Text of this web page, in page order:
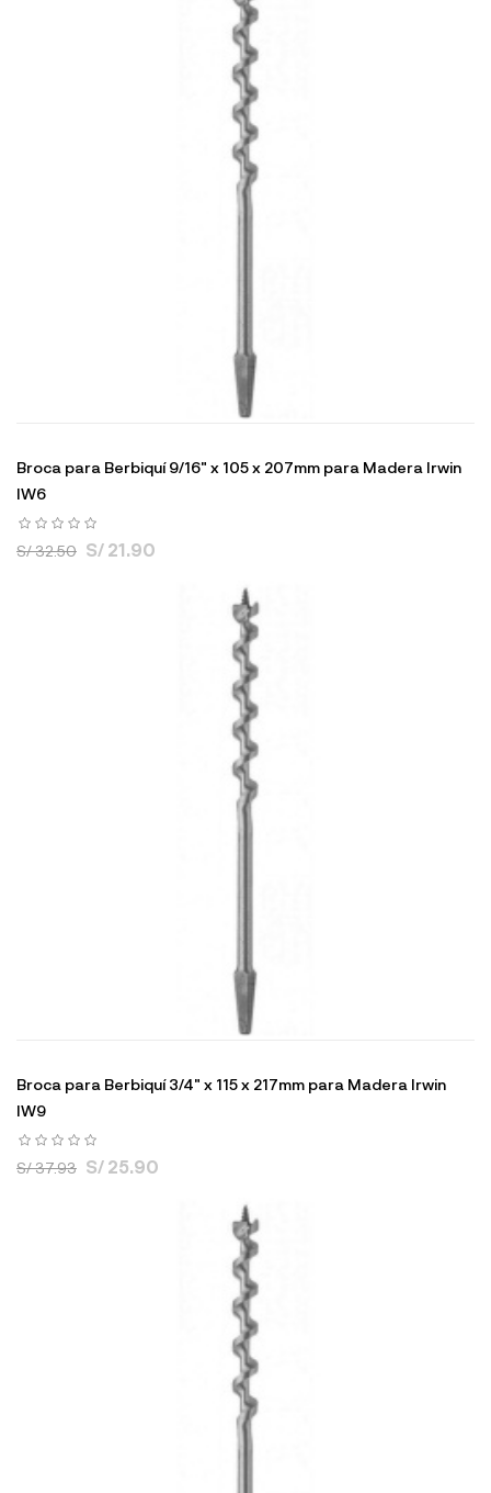
Broca para Berbiquí 9/16" x 105 x 207mm para Madera Irwin
IW6
S/ 32.50 S/ 21.90
Broca para Berbiquí 3/4" x 115 x 217mm para Madera Irwin
IW9
S/ 37.93 S/ 25.90